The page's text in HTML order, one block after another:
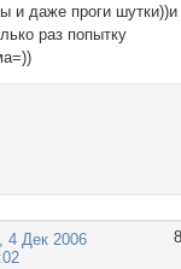
и даже проги шутки))и
раз попытку
8
4 Дек 2006